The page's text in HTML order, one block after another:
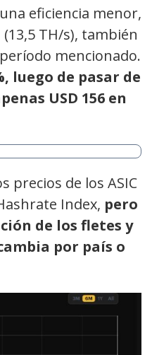
eficiencia menor,
TH/s), también
mencionado.
luego de pasar de
USD 156 en
precios de los ASIC
Index, pero
de los fletes y
por país o